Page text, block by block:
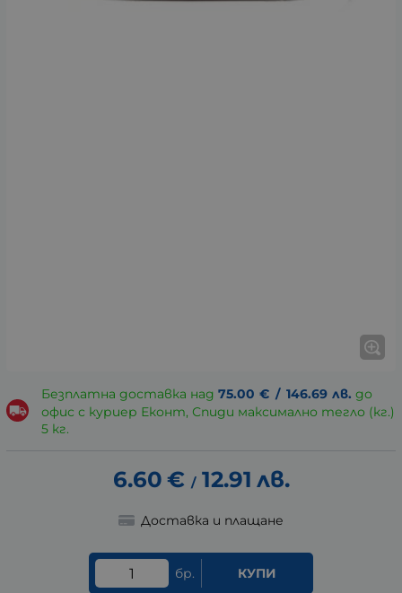
Безплатна доставка над 75.00 € / 146.69 лв. до
офис с куриер Еконт, Спиди максимално тегло (кг.)
5 кг.
6.60 € / 12.91 лв.
Доставка и плащане
бр. КУПИ